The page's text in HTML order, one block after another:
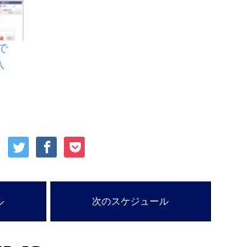
次のスケジュール